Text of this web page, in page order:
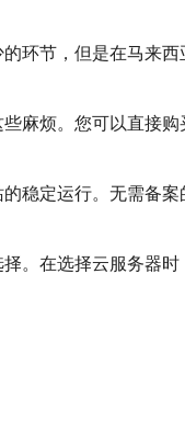
环节，但是在马来
麻烦。您可以直接
稳定运行。无需备
。在选择云服务器